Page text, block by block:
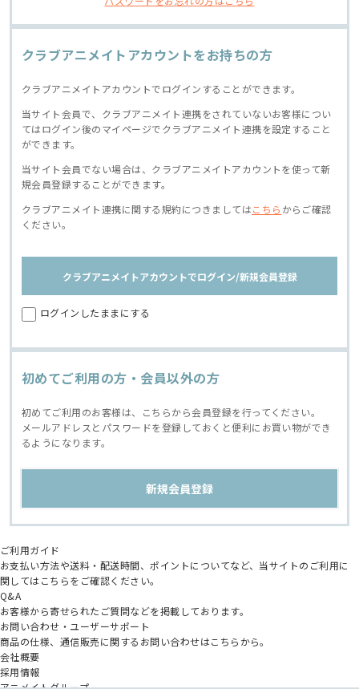
クラブアニメイトアカウントをお持ちの方
クラブアニメイトアカウントでログインすることができます。
当サイト会員で、クラブアニメイト連携をされていないお客様につい
てはログイン後のマイページでクラブアニメイト連携を設定すること
ができます。
当サイト会員でない場合は、クラブアニメイトアカウントを使って新
規会員登録することができます。
クラブアニメイト連携に関する規約につきましてはこちら からご確認
ください。
クラブアニメイトアカウントでログイン/新規会員登録
ログインしたままにする
初めてご利用の方・会員以外の方
初めてご利用のお客様は、こちらから会員登録を行ってください。
メールアドレスとパスワードを登録しておくと便利にお買い物ができ
るようになります。
ご利用ガイド
お支払い方法や送料・配送時間、ポイントについてなど、当サイトのご利用に
関してはこちらをご確認ください。
Q&A
お客様から寄せられたご質問などを掲載しております。
お問い合わせ・ユーザーサポート
商品の仕様、通信販売に関するお問い合わせはこちらから。
会社概要
採用情報